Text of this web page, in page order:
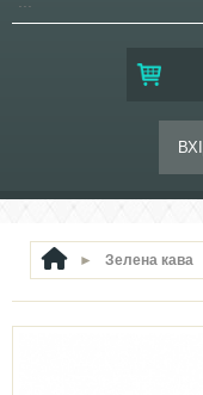
► Зелена кава